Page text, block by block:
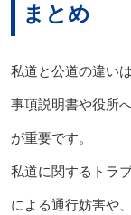
まとめ
私道と公道の違い
事項説明書や役所
が重要です。
私道に関するトラ
による通行妨害や